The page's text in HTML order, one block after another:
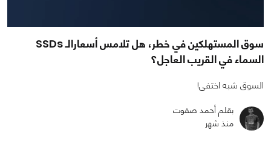
سوق المستهلكين في خطر، هل تلامس أسعارالـ SSDs
السماء في القريب العاجل؟
السوق شبه اختفى!
بقلم أحمد صفوت
منذ شهر